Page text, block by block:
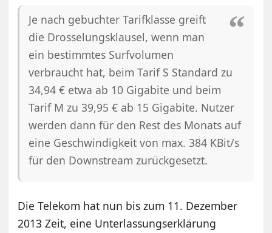
Je nach gebuchter Tarifklasse greift
die Drosselungsklausel, wenn man
ein bestimmtes Surfvolumen
verbraucht hat, beim Tarif S Standard zu
34,94 € etwa ab 10 Gigabite und beim
Tarif M zu 39,95 € ab 15 Gigabite. Nutzer
werden dann für den Rest des Monats auf
eine Geschwindigkeit von max. 384 KBit/s
für den Downstream zurückgesetzt.
Die Telekom hat nun bis zum 11. Dezember
2013 Zeit, eine Unterlassungserklärung